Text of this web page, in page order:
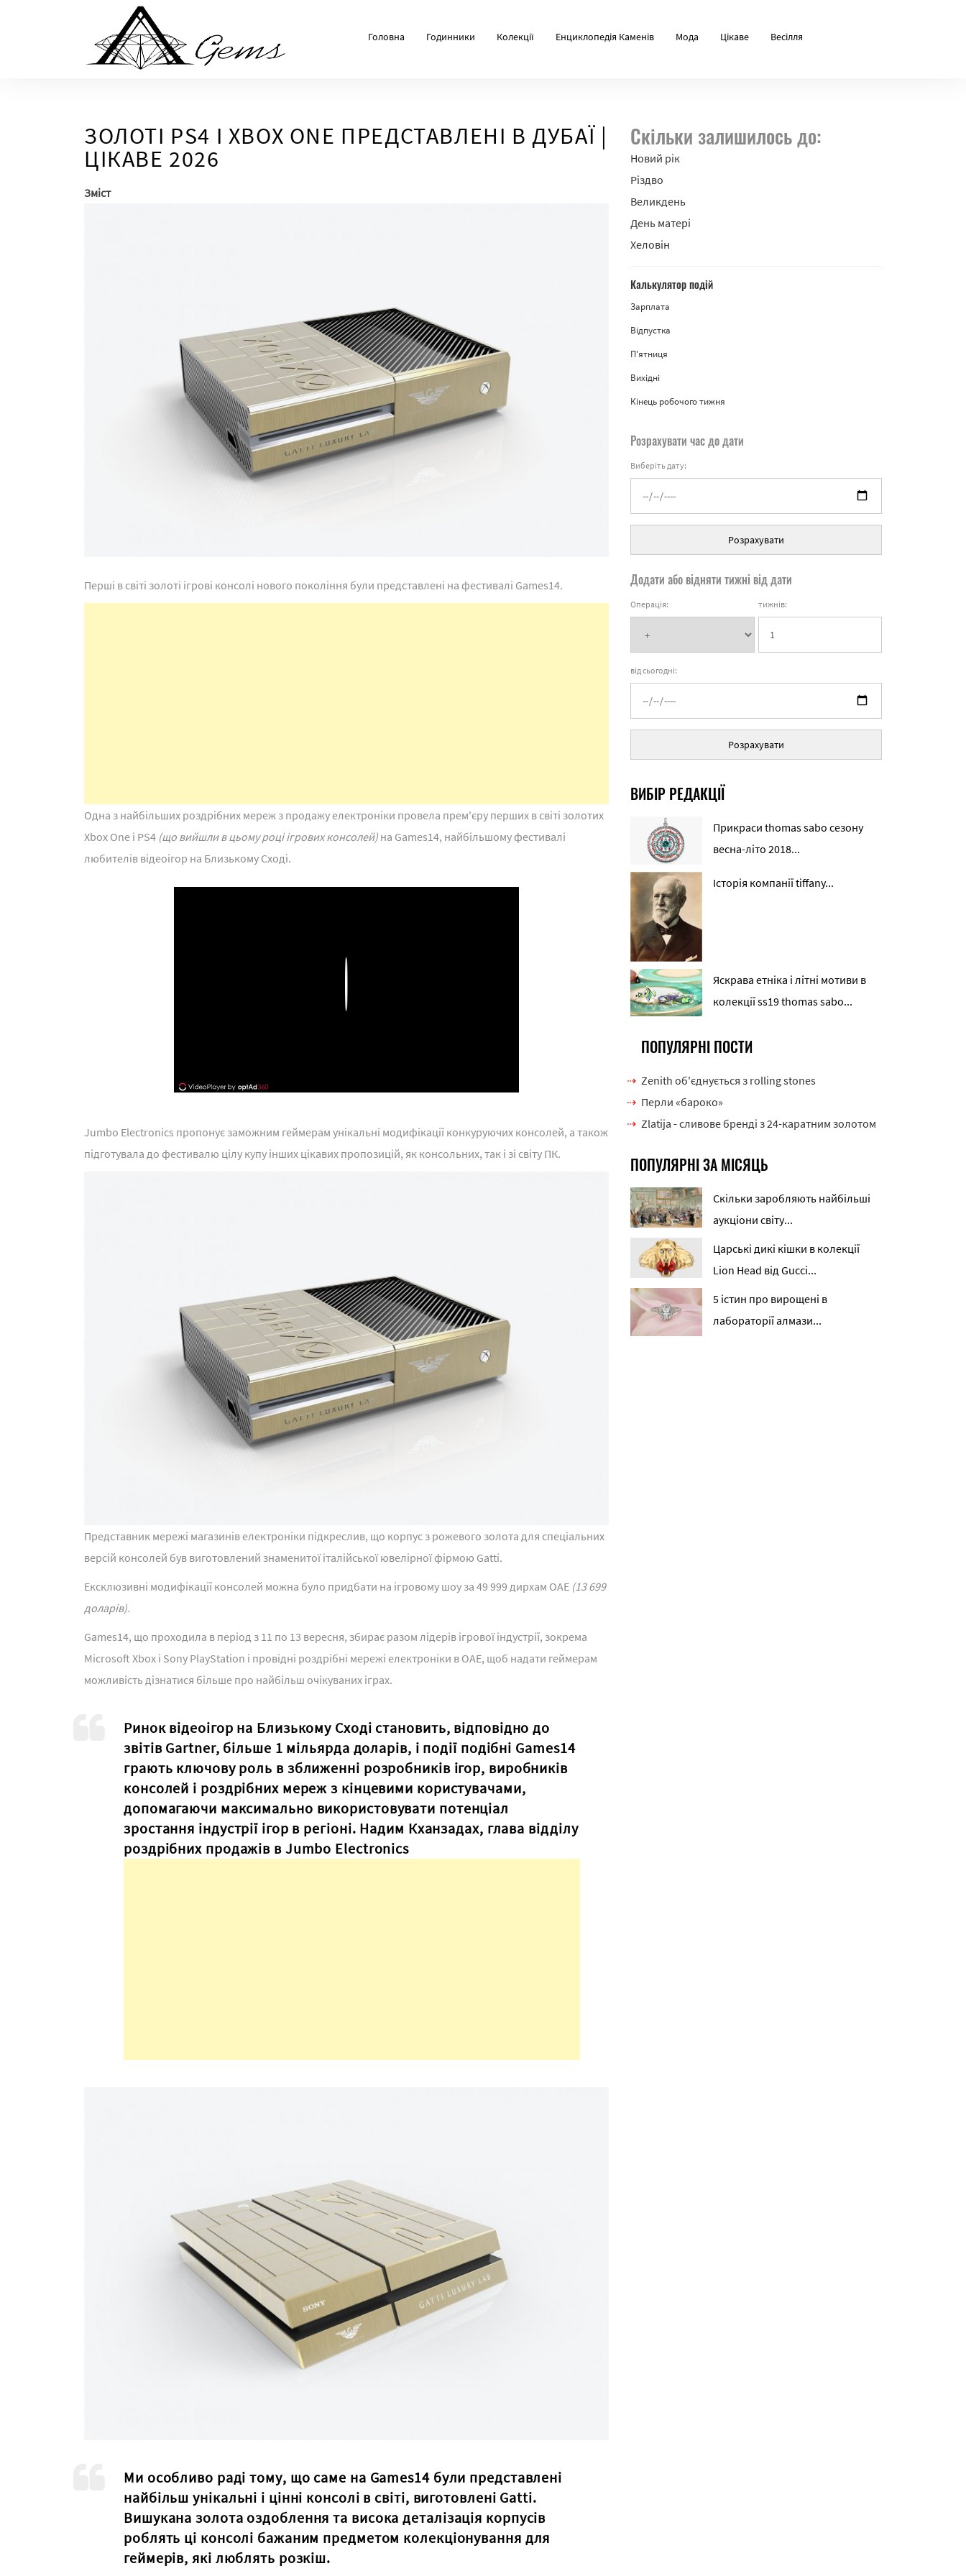
Головна Годинники Колекції Енциклопедія Каменів Мода Цікаве Весілля
ЗОЛОТІ PS4 І XBOX ONE ПРЕДСТАВЛЕНІ В ДУБАЇ |
ЦІКАВЕ 2026
Зміст
Перші в світі золоті ігрові консолі нового покоління були представлені на фестивалі Games14.
Одна з найбільших роздрібних мереж з продажу електроніки провела прем'єру перших в світі золотих
Xbox One і PS4 (що вийшли в цьому році ігрових консолей) на Games14, найбільшому фестивалі
любителів відеоігор на Близькому Сході.
Jumbo Electronics пропонує заможним геймерам унікальні модифікації конкуруючих консолей, а також
підготувала до фестивалю цілу купу інших цікавих пропозицій, як консольних, так і зі світу ПК.
Представник мережі магазинів електроніки підкреслив, що корпус з рожевого золота для спеціальних
версій консолей був виготовлений знаменитої італійської ювелірної фірмою Gatti.
Ексклюзивні модифікації консолей можна було придбати на ігровому шоу за 49 999 дирхам ОАЕ (13 699
доларів).
Games14, що проходила в період з 11 по 13 вересня, збирає разом лідерів ігрової індустрії, зокрема
Microsoft Xbox і Sony PlayStation і провідні роздрібні мережі електроніки в ОАЕ, щоб надати геймерам
можливість дізнатися більше про найбільш очікуваних іграх.
Ринок відеоігор на Близькому Сході становить, відповідно до
звітів Gartner, більше 1 мільярда доларів, і події подібні Games14
грають ключову роль в зближенні розробників ігор, виробників
консолей і роздрібних мереж з кінцевими користувачами,
допомагаючи максимально використовувати потенціал
зростання індустрії ігор в регіоні. Надим Кханзадах, глава відділу
роздрібних продажів в Jumbo Electronics
Ми особливо раді тому, що саме на Games14 були представлені
найбільш унікальні і цінні консолі в світі, виготовлені Gatti.
Вишукана золота оздоблення та висока деталізація корпусів
роблять ці консолі бажаним предметом колекціонування для
геймерів, які люблять розкіш.
Скільки залишилось до:
Новий рік
Різдво
Великдень
День матері
Хеловін
Калькулятор подій
Зарплата
Відпустка
П'ятниця
Вихідні
Кінець робочого тижня
Розрахувати час до дати
Виберіть дату:
Розрахувати
Додати або відняти тижні від дати
Операція: тижнів:
від сьогодні:
Розрахувати
ВИБІР РЕДАКЦІЇ
Прикраси thomas sabo сезону
весна-літо 2018...
Історія компанії tiffany...
Яскрава етніка і літні мотиви в
колекції ss19 thomas sabo...
ПОПУЛЯРНІ ПОСТИ
Zenith об'єднується з rolling stones
Перли «бароко»
Zlatija - сливове бренді з 24-каратним золотом
ПОПУЛЯРНІ ЗА МІСЯЦЬ
Скільки заробляють найбільші
аукціони світу...
Царські дикі кішки в колекції
Lion Head від Gucci...
5 істин про вирощені в
лабораторії алмази...